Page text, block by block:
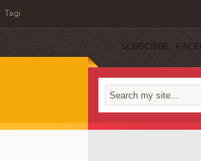
Tagi
SUBSCRIBE